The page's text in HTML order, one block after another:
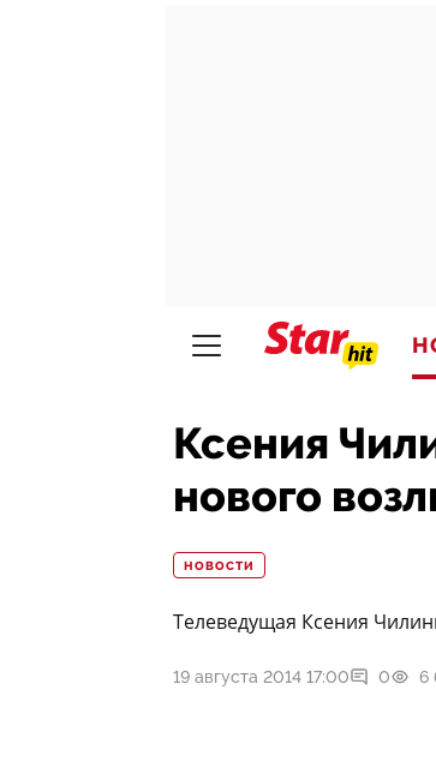
Ксения
нового
НОВОСТИ
Телеведущая Ксения
19 августа 2014 17:00 0 6